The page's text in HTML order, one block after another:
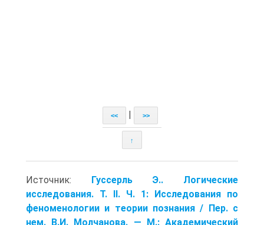
<< >>
↑
Источник: Гуссерль Э.. Логические
исследования. Т. II. Ч. 1: Исследования по
феноменологии и теории познания / Пер. с
нем. В.И. Молчанова. — М.: Академический